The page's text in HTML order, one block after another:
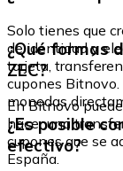
Solo tienes que
de identidad y
tarjeta,
cupones Bitnovo.
monedas
¿Qué formas
ZEC?
En Bitnovo
hacer una
cupones que se
España.
¿Es posible
efectivo?